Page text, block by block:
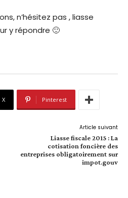
n’hésitez pas , liasse
y répondre 🙂
X Pinterest
Article suivant
Liasse fiscale 2015 : La
cotisation foncière des
entreprises obligatoirement sur
impot.gouv